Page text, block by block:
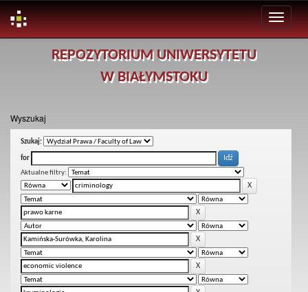
REPOZYTORIUM UNIWERSYTETU
W BIAŁYMSTOKU
Wyszukaj
Szukaj:
for
Aktualne filtry: